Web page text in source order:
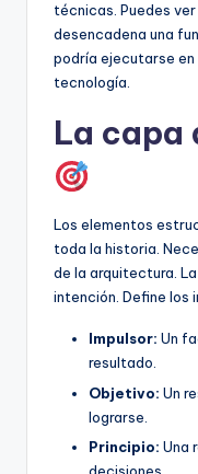
técnicas. Puedes
desencadena una
podría ejecutarse en
tecnología.
La capa
Los elementos
toda la historia.
de la arquitectura.
intención. Define los
Impulsor: Un
resultado.
Objetivo: Un
lograrse.
Principio: Una
decisiones.